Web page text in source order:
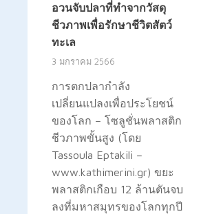
อวนจับปลาที่ทำจากวัสดุ
ชีวภาพเพื่อรักษาชีวิตสัตว์
ทะเล
3 มกราคม 2566
การตกปลากำลัง
เปลี่ยนแปลงเพื่อประโยชน์
ของโลก – โซลูชั่นพลาสติก
ชีวภาพขั้นสูง (โดย
Tassoula Eptakili –
www.kathimerini.gr) ขยะ
พลาสติกเกือบ 12 ล้านตันจบ
ลงที่มหาสมุทรของโลกทุกปี